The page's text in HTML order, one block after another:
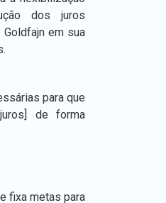
dos juros
em sua
para que
de forma
fixa metas para